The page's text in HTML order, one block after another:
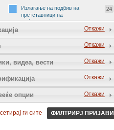
Излагање на подбив на
претставници на
меѓународни организации
24
претставници на странски
религија и религиско
уверување
Говор на омраза поради пол
Говор на омраза поради
социјално потекло
72
Говор на омраза на спортски
5
Откажи
Откажи
Откажи
видеа, вести
Откажи
Откажи
опции
ги сите ФИЛТРИРЈ ПРИЈАВИ